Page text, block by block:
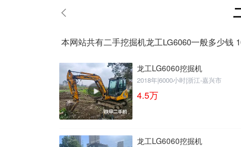
本网站共有二手挖掘机龙工LG6060一般多少钱
龙工LG6060挖掘机
2018年|6000小时|浙江-嘉兴市
4.5万
龙工LG6060挖掘机
请输入手机号